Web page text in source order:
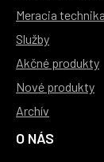
Meracia
Služby
Akčné produkty
Nové produkty
Archív
O NÁS